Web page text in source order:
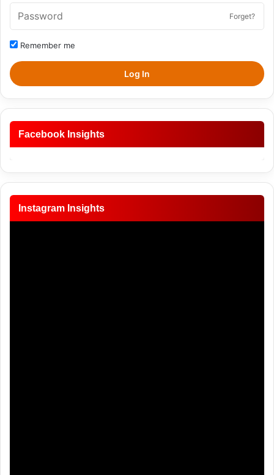
Forget?
Remember me
Log In
Facebook Insights
Instagram Insights